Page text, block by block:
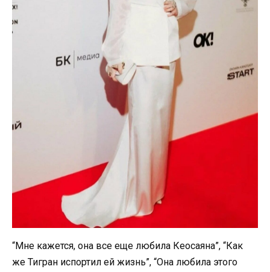
“Мне кажется, она все еще любила Кеосаяна”, “Как
же Тигран испортил ей жизнь”, “Она любила этого